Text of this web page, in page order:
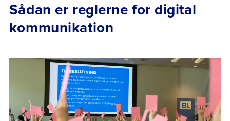
Sådan er reglerne for digital
kommunikation